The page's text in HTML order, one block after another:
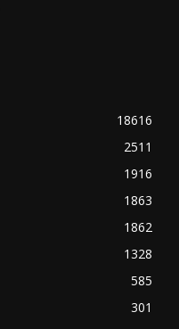
18616
2511
1916
1863
1862
1328
585
301